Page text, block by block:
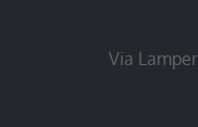
Via